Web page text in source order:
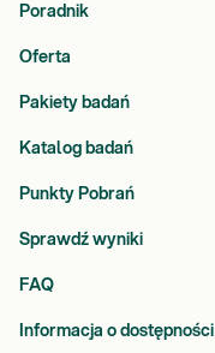
Poradnik
Oferta
Pakiety badań
Katalog badań
Punkty Pobrań
Sprawdź wyniki
FAQ
Informacja o dostępności